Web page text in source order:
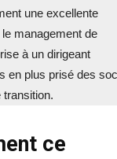
une excellente
management de
à un dirigeant
en plus prisé des
ce